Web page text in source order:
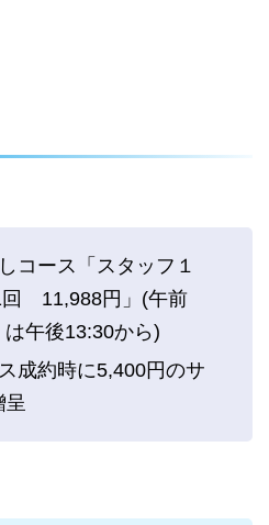
コース「スタッフ１
回 11,988円」(午前
午後13:30から)
成約時に5,400円のサ
呈